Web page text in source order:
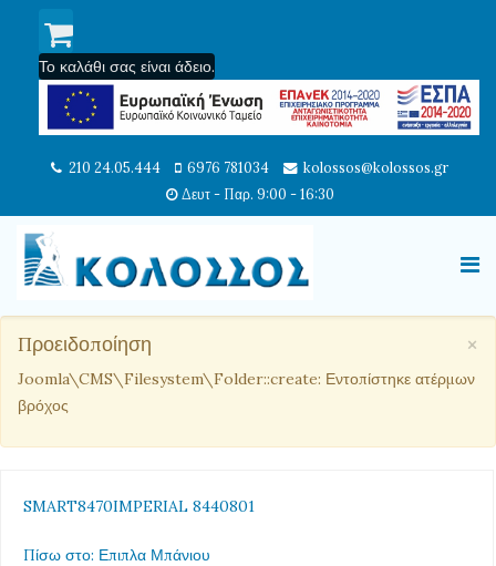
Το καλάθι σας είναι άδειο.
210 24.05.444 6976 781034
kolossos@kolossos.gr
Δευτ - Παρ. 9:00 - 16:30
×
Προειδοποίηση
Joomla\CMS\Filesystem\Folder::create: Εντοπίστηκε ατέρμων
βρόχος
SMART8470IMPERIAL 8440801
Πίσω στο: Επιπλα Μπάνιου